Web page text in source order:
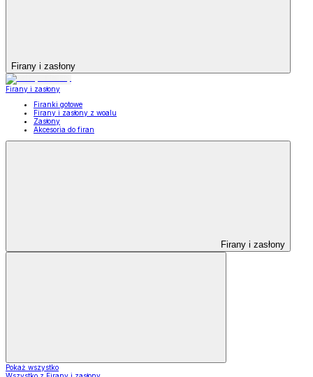
Firany i zasłony
Firany i zasłony
Firanki gotowe
Firany i zasłony z woalu
Zasłony
Akcesoria do firan
Firany i zasłony
Pokaż wszystko